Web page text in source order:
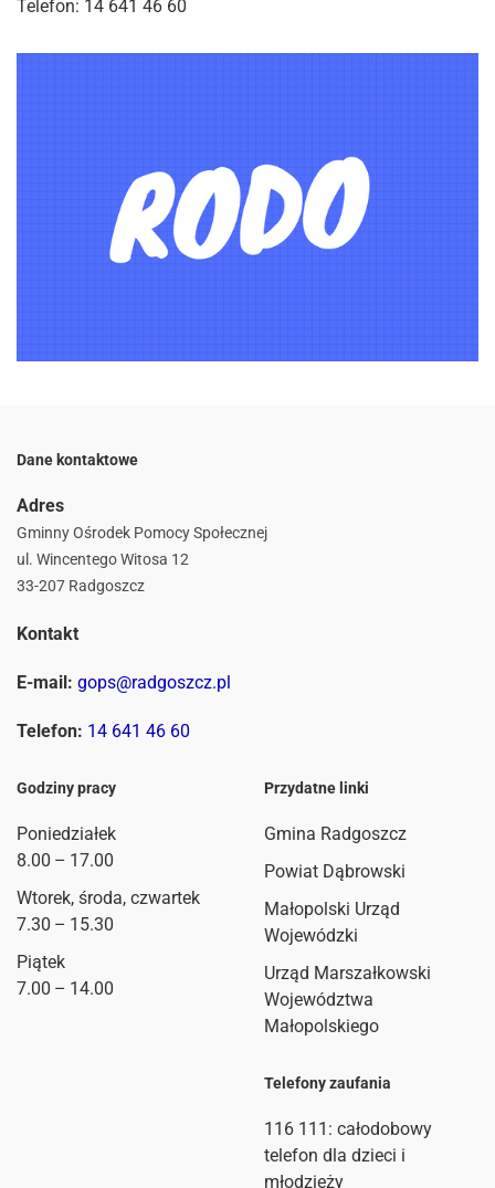
Telefon: 14 641 46 60
Dane kontaktowe
Adres
Gminny Ośrodek Pomocy Społecznej
ul. Wincentego Witosa 12
33-207 Radgoszcz
Kontakt
E-mail: gops@radgoszcz.pl
Telefon: 14 641 46 60
Godziny pracy
Poniedziałek
8.00 – 17.00
Wtorek, środa, czwartek
7.30 – 15.30
Piątek
7.00 – 14.00
Przydatne linki
Gmina Radgoszcz
Powiat Dąbrowski
Małopolski Urząd
Wojewódzki
Urząd Marszałkowski
Województwa
Małopolskiego
Telefony zaufania
116 111 : całodobowy
telefon dla dzieci i
młodzieży